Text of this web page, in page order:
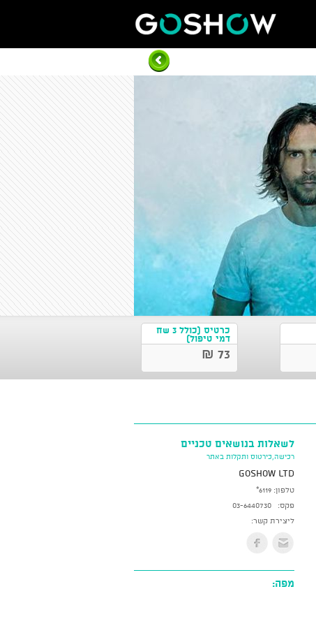
כרטיס (כולל 3 שח
דמי טיפול)
73 ₪
לשאלות בנושאים טכניים
רכישה,כירטוס ותקלות באתר
GoShow LTD
טלפון: *6119
פקס:
03-6440730
ליצירת קשר:
מפה: